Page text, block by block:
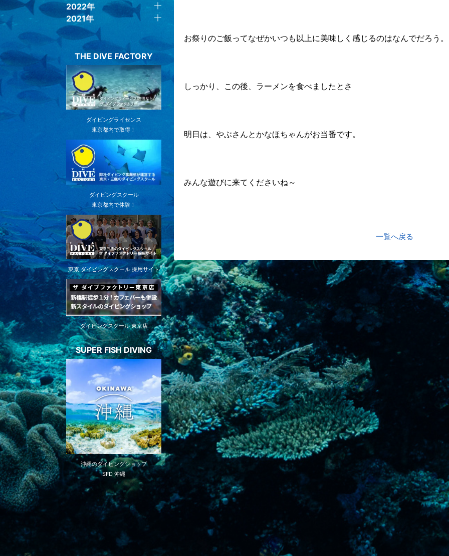
お祭りのご飯ってなぜかいつも以上に美味しく感じるのはなんでだろう。
しっかり、この後、ラーメンを食べましたとさ
明日は、やぶさんとかなほちゃんがお当番です。
みんな遊びに来てくださいね～
一覧へ戻る
2022年
2021年
THE DIVE FACTORY
ダイビングライセンス
東京都内で取得！
ダイビングスクール
東京都内で体験！
東京 ダイビングスクール 採用サイト
ダイビングスクール 東京店
SUPER FISH DIVING
沖縄のダイビングショップ
SFD 沖縄